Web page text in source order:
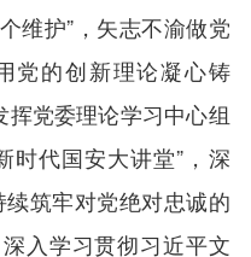
维护”，矢志不渝做党
党的创新理论凝心铸
挥党委理论学习中心组
时代国安大讲堂”，深
续筑牢对党绝对忠诚的
入学习贯彻习近平文